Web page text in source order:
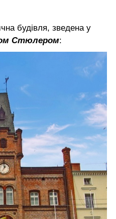
будівля, зведена у
Стюлером: